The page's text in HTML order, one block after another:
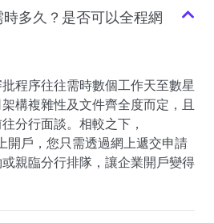
多久？是否可以全程網
程序往往需時數個工作天至數星
構複雜性及文件齊全度而定，且
分行面談。相較之下，
開戶，您只需透過網上遞交申請
親臨分行排隊，讓企業開戶變得